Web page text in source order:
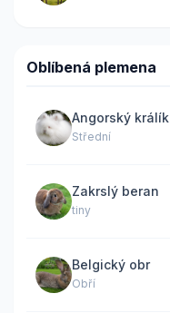
Oblíbená plemena
Angorský králík
Střední
Zakrslý beran
tiny
Belgický obr
Obří